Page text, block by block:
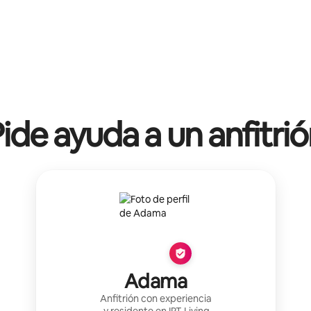
ayuda a un
Adama
Anfitrión con experiencia